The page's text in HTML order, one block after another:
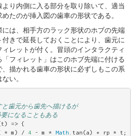
り内側に入る部分を取り除いて、適当
たのが挿入図の歯車の形状である。
は、相手方のラック形状のホブの先端
きで延長しておくことにより、歯元に
レットが付く。冒頭のインタラクティ
フィレット」はこのホブ先端に付ける
描かれる歯車の形状に必ずしもこの系
い。
歯元から歯先へ描けるが
になることもある
=> {
* m) / 4 - m * Math .tan(a) + rp * t;